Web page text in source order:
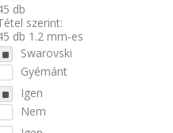
db
szerint:
db 1.2 mm-es
Swarovski
Gyémánt
Igen
Nem